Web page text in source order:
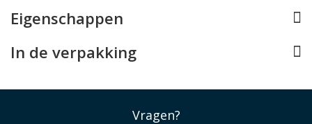
Eigenschappen
In de verpakking
Vragen?